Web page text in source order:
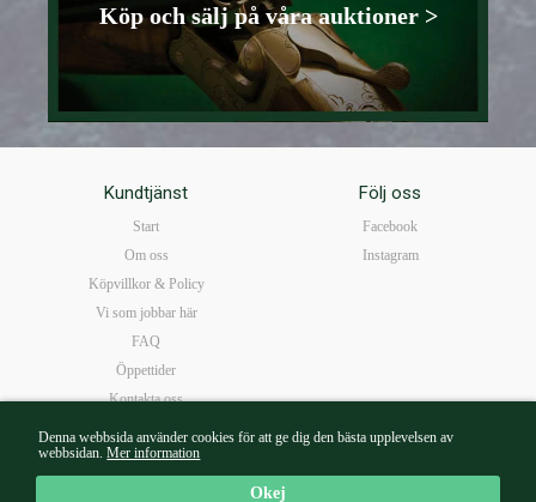
Okej
Denna webbsida använder cookies för att ge dig den bästa upplevelsen av
webbsidan.Mer information
Köp och sälj på våra auktioner >
Kundtjänst
Start
Om oss
Köpvillkor & Policy
Vi som jobbar här
FAQ
Öppettider
Kontakta oss
Följ oss
Facebook
Instagram
Mån-Fre10-18 I Lör 10-16